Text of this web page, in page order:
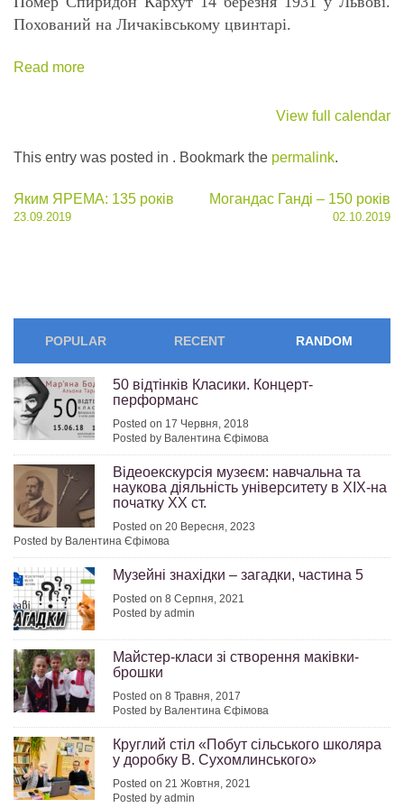
Похований на Личаківському цвинтарі.
Read more
View full calendar
This entry was posted in . Bookmark the permalink.
Post
Яким ЯРЕМА: 135 років
23.09.2019
Могандас Ганді – 150 років
02.10.2019
POPULAR RECENT RANDOM
50 відтінків Класики. Концерт-
перформанс
Posted on 17 Червня, 2018
Posted by Валентина Єфімова
Відеоекскурсія музеєм: навчальна та
наукова діяльність університету в ХІХ-на
початку ХХ ст.
Posted on 20 Вересня, 2023
Posted by Валентина Єфімова
Музейні знахідки – загадки, частина 5
Posted on 8 Серпня, 2021
Posted by admin
Майстер-класи зі створення маківки-
брошки
Posted on 8 Травня, 2017
Posted by Валентина Єфімова
Круглий стіл «Побут сільського школяра
у доробку В. Сухомлинського»
Posted on 21 Жовтня, 2021
Posted by admin